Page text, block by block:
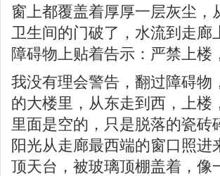
窗上都覆盖着厚厚一层灰尘
卫生间的门破了，水流到走
障碍物上贴着告示：严禁上楼
我没有理会警告，翻过障碍
的大楼里，从东走到西，上
里面是空的，只是脱落的瓷
阳光从走廊最西端的窗口照
顶天台，被玻璃顶棚盖着，